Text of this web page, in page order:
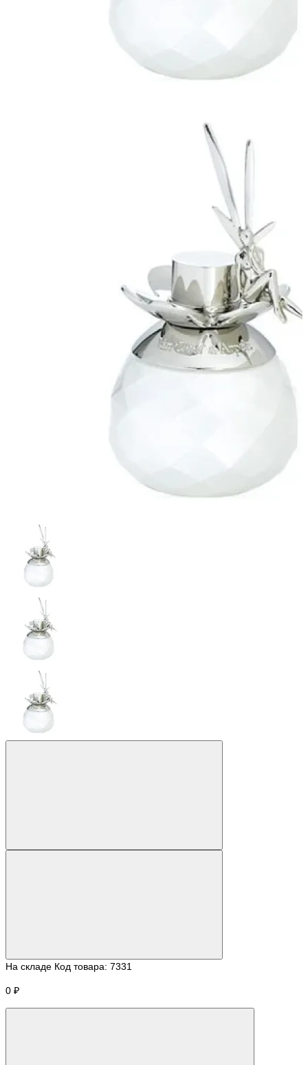
На складе Код товара: 7331
0 ₽